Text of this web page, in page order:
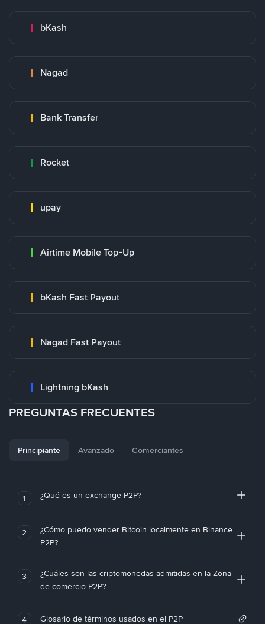
bKash
Nagad
Bank Transfer
Rocket
upay
Airtime Mobile Top-Up
bKash Fast Payout
Nagad Fast Payout
Lightning bKash
PREGUNTAS FRECUENTES
Principiante Avanzado Comerciantes
1 ¿Qué es un exchange P2P?
2
¿Cómo puedo vender Bitcoin localmente en Binance
P2P?
3
¿Cuáles son las criptomonedas admitidas en la Zona
de comercio P2P?
4 Glosario de términos usados en el P2P